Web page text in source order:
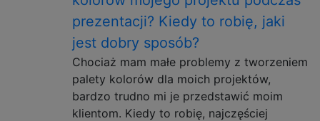
prezentacji? Kiedy to robię, jaki
jest dobry sposób?
Chociaż mam małe problemy z tworzeniem
palety kolorów dla moich projektów,
bardzo trudno mi je przedstawić moim
klientom. Kiedy to robię, najczęściej